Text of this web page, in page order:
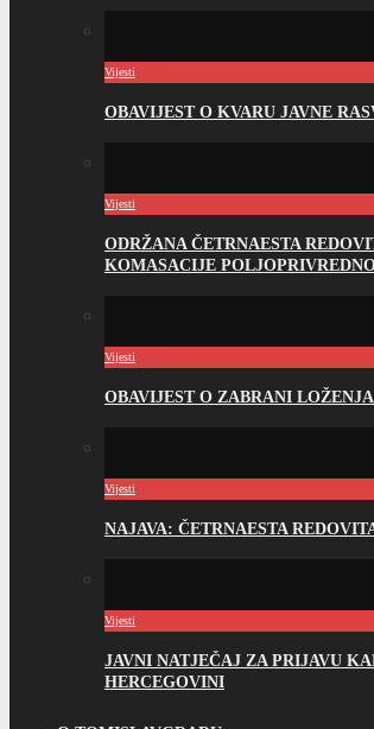
Vijesti
OBAVIJEST O KVARU JAVNE
Vijesti
ODRŽANA ČETRNAESTA
KOMASACIJE
Vijesti
OBAVIJEST O ZABRANI
Vijesti
NAJAVA: ČETRNAESTA
Vijesti
JAVNI NATJEČAJ ZA PRIJAVU
HERCEGOVINI